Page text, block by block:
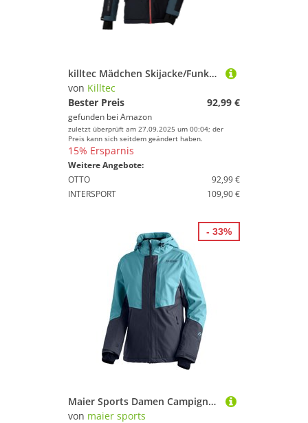
killtec Mädchen Skijacke/Funktionsjacke mit Kapuze und Schneefang KSW 208 GRLS SKI JCKT, dunkel denim/hell rauchblau/schwarz blau, 176, 43562-000
von Killtec
Bester Preis
92,99 €
gefunden bei Amazon
zuletzt überprüft am 27.09.2025 um 00:04; der
Preis kann sich seitdem geändert haben.
15% Ersparnis
Weitere Angebote:
OTTO
92,99 €
INTERSPORT
109,90 €
Maier Sports Damen Campigna Jacke
von maier sports
- 33%